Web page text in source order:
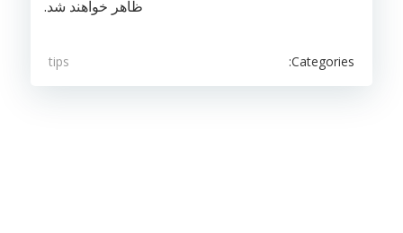
ظاهر خواهند شد.
Categories:
tips